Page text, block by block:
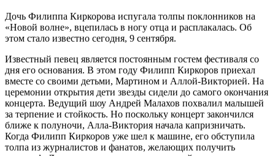
Дочь Филиппа Киркорова испугала толпы поклонников на
«Новой волне», вцепилась в ногу отца и расплакалась. Об
этом стало известно сегодня, 9 сентября.
Известный певец является постоянным гостем фестиваля со
дня его основания. В этом году Филипп Киркоров приехал
вместе со своими детьми, Мартином и Аллой-Викторией. На
церемонии открытия дети звезды сидели до самого окончания
концерта. Ведущий шоу Андрей Малахов похвалил малышей
за терпение и стойкость. Но поскольку концерт закончился
ближе к полуночи, Алла-Виктория начала капризничать.
Когда Филипп Киркоров уже шел к машине, его обступила
толпа из журналистов и фанатов, желающих получить